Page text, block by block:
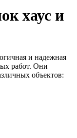
хаус и
и надежная
работ. Они
объектов: